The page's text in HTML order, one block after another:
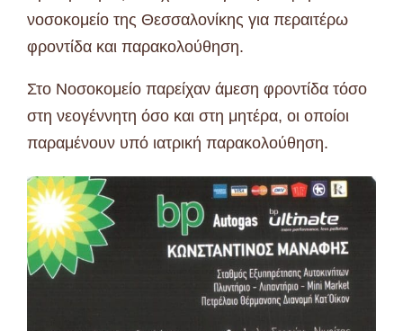
νοσοκομείο της Θεσσαλονίκης για περαιτέρω
φροντίδα και παρακολούθηση.
Στο Νοσοκομείο παρείχαν άμεση φροντίδα τόσο
στη νεογέννητη όσο και στη μητέρα, οι οποίοι
παραμένουν υπό ιατρική παρακολούθηση.